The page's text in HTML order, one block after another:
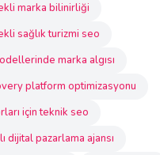
marka bilinirliği
sağlık turizmi seo
marka algısı
platform optimizasyonu
için teknik seo
dijital pazarlama ajansı